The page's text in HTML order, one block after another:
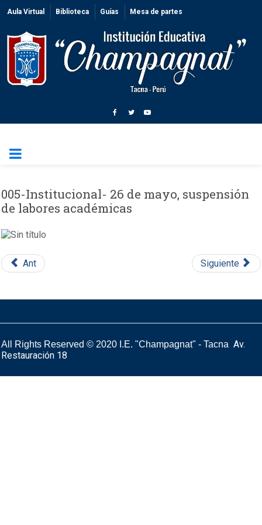
Aula Virtual Biblioteca Guías Mesa de partes
005-Institucional- 26 de mayo, suspensión
de labores académicas
Ant Siguiente
All Rights Reserved © 2020 I.E. "Champagnat" - Tacna Av.
Restauración 18